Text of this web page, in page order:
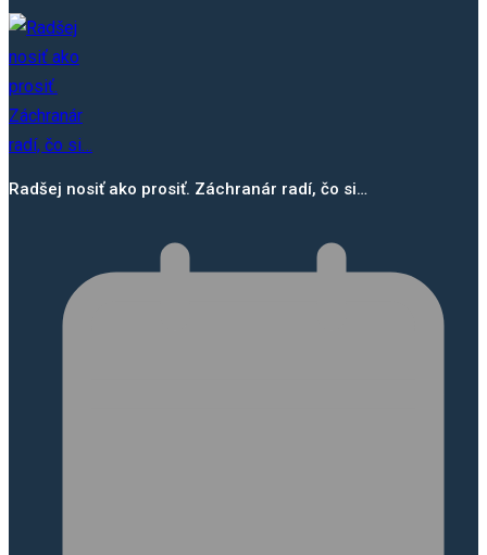
Radšej nosiť ako prosiť. Záchranár radí, čo si…